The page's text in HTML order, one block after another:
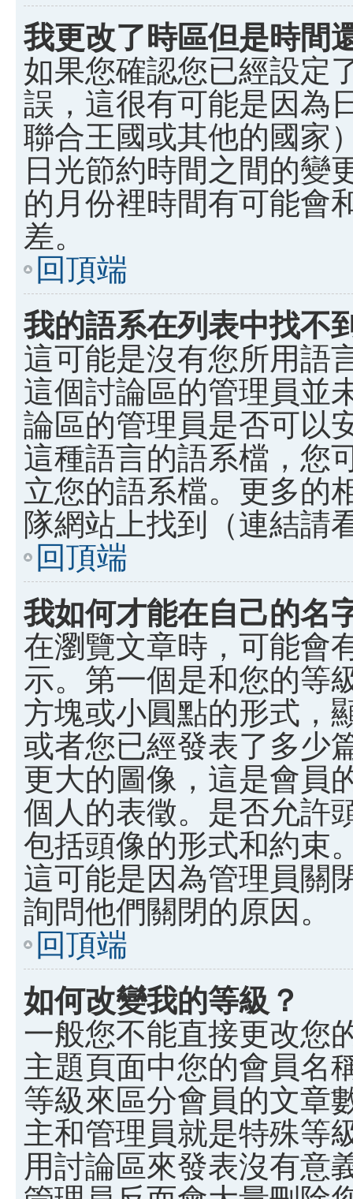
我更改了時區但是時間
如果您確認您已經設定
誤，這很有可能是因為
聯合王國或其他的國家
日光節約時間之間的變
的月份裡時間有可能會
差。
回頂端
我的語系在列表中找不
這可能是沒有您所用語
這個討論區的管理員並
論區的管理員是否可以
這種語言的語系檔，您
立您的語系檔。更多的
隊網站上找到（連結請
回頂端
我如何才能在自己的名
在瀏覽文章時，可能會
示。第一個是和您的等
方塊或小圓點的形式，
或者您已經發表了多少
更大的圖像，這是會員
個人的表徵。是否允許
包括頭像的形式和約束
這可能是因為管理員關
詢問他們關閉的原因。
回頂端
如何改變我的等級？
一般您不能直接更改您
主題頁面中您的會員名
等級來區分會員的文章
主和管理員就是特殊等
用討論區來發表沒有意